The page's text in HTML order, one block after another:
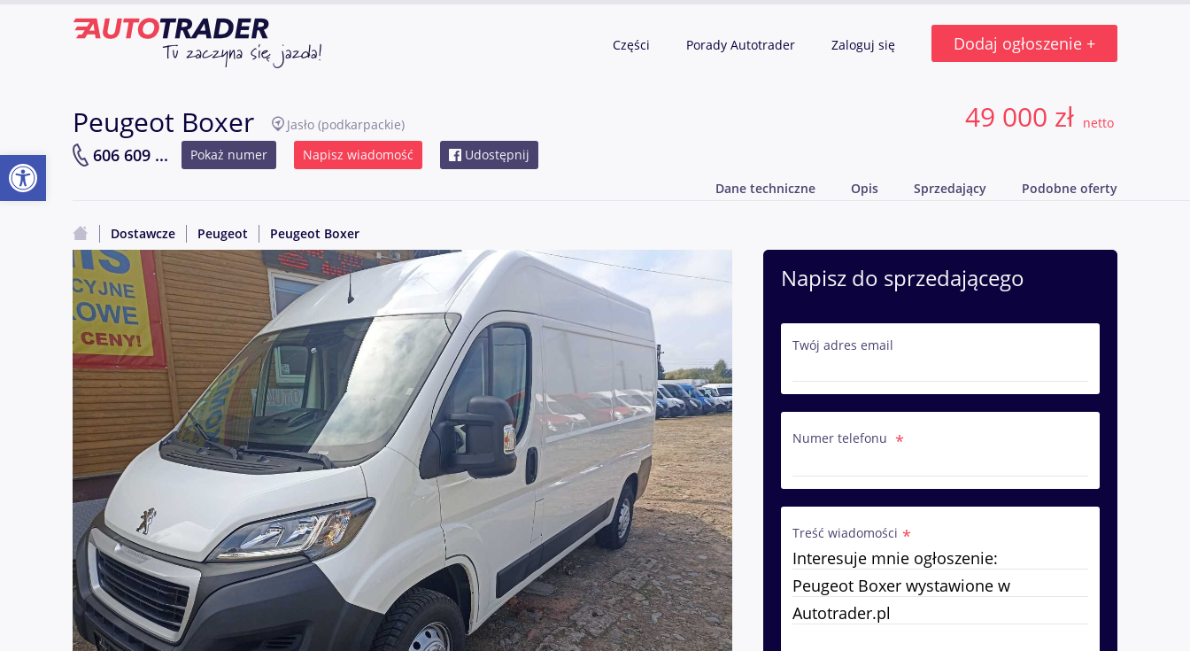
Części Porady Autotrader Zaloguj się Dodaj ogłoszenie +
Peugeot Boxer Jasło (podkarpackie)
606 609 ... Pokaż numer Napisz wiadomość Udostępnij
49 000 zł netto
Dane techniczne Opis Sprzedający Podobne oferty
Dostawcze Peugeot Peugeot Boxer
Napisz do sprzedającego
Twój adres email
Numer telefonu
Treść wiadomości
Otwórz pasek narzędzi